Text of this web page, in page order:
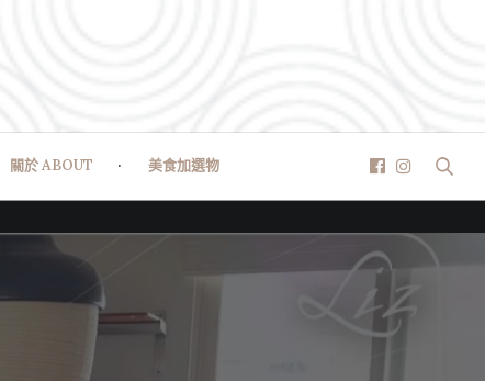
關於 ABOUT 美食加選物